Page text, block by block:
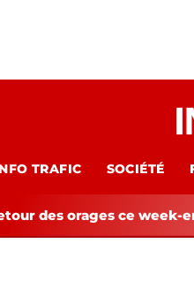
TRAFIC SOCIÉTÉ
des orages ce week-